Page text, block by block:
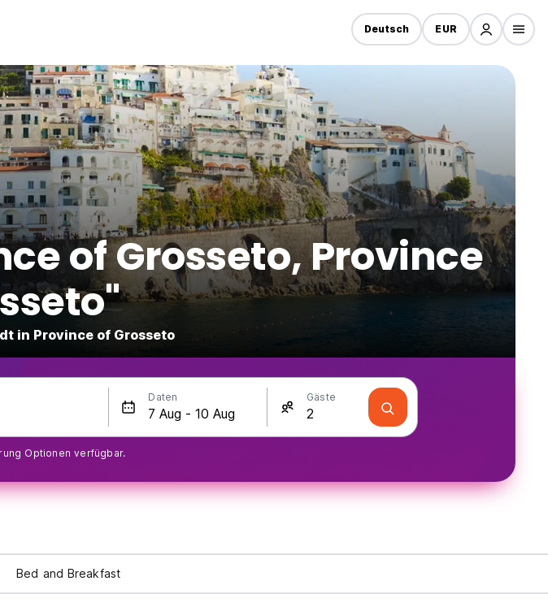
Deutsch EUR
of Grosseto, Province
in Province of Grosseto
Daten Gäste
Optionen verfügbar.
Bed and Breakfast